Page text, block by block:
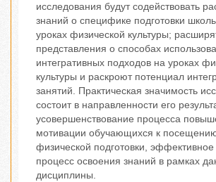
исследования будут содействовать
знаний о специфике подготовки
уроках физической культуры;
представления о способах
интегративных подходов на уроках
культуры и раскроют потенциал
занятий. Практическая значимость
состоит в направленности его
усовершенствование процесса
мотивации обучающихся к
физической подготовки,
процесс освоения знаний в рамках
дисциплины.